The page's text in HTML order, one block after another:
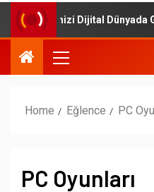
İşletmenizi Dijital Dünyada
Home Eğlence PC
PC Oyunları